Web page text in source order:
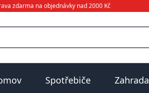
zdarma na objednávky nad 2000 Kč
Spotřebiče Zahrada